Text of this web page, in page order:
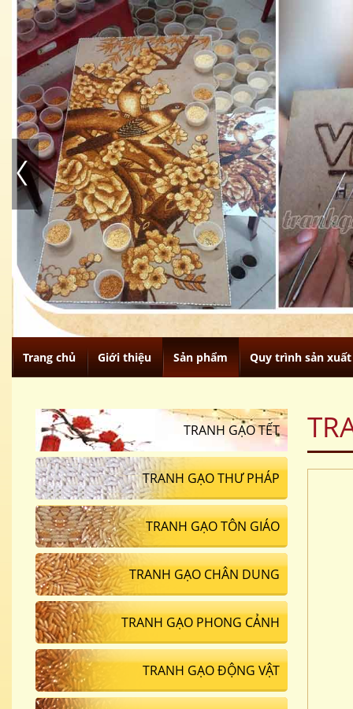
Trang chủ Giới thiệu Sản phẩm Quy trình sản xuất
TRANH GẠO TẾT
TRANH GẠO THƯ PHÁP
TRANH GẠO TÔN GIÁO
TRANH GẠO CHÂN DUNG
TRANH GẠO PHONG CẢNH
TRANH GẠO ĐỘNG VẬT